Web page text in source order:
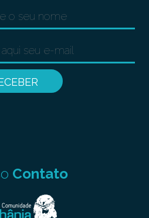
Contato